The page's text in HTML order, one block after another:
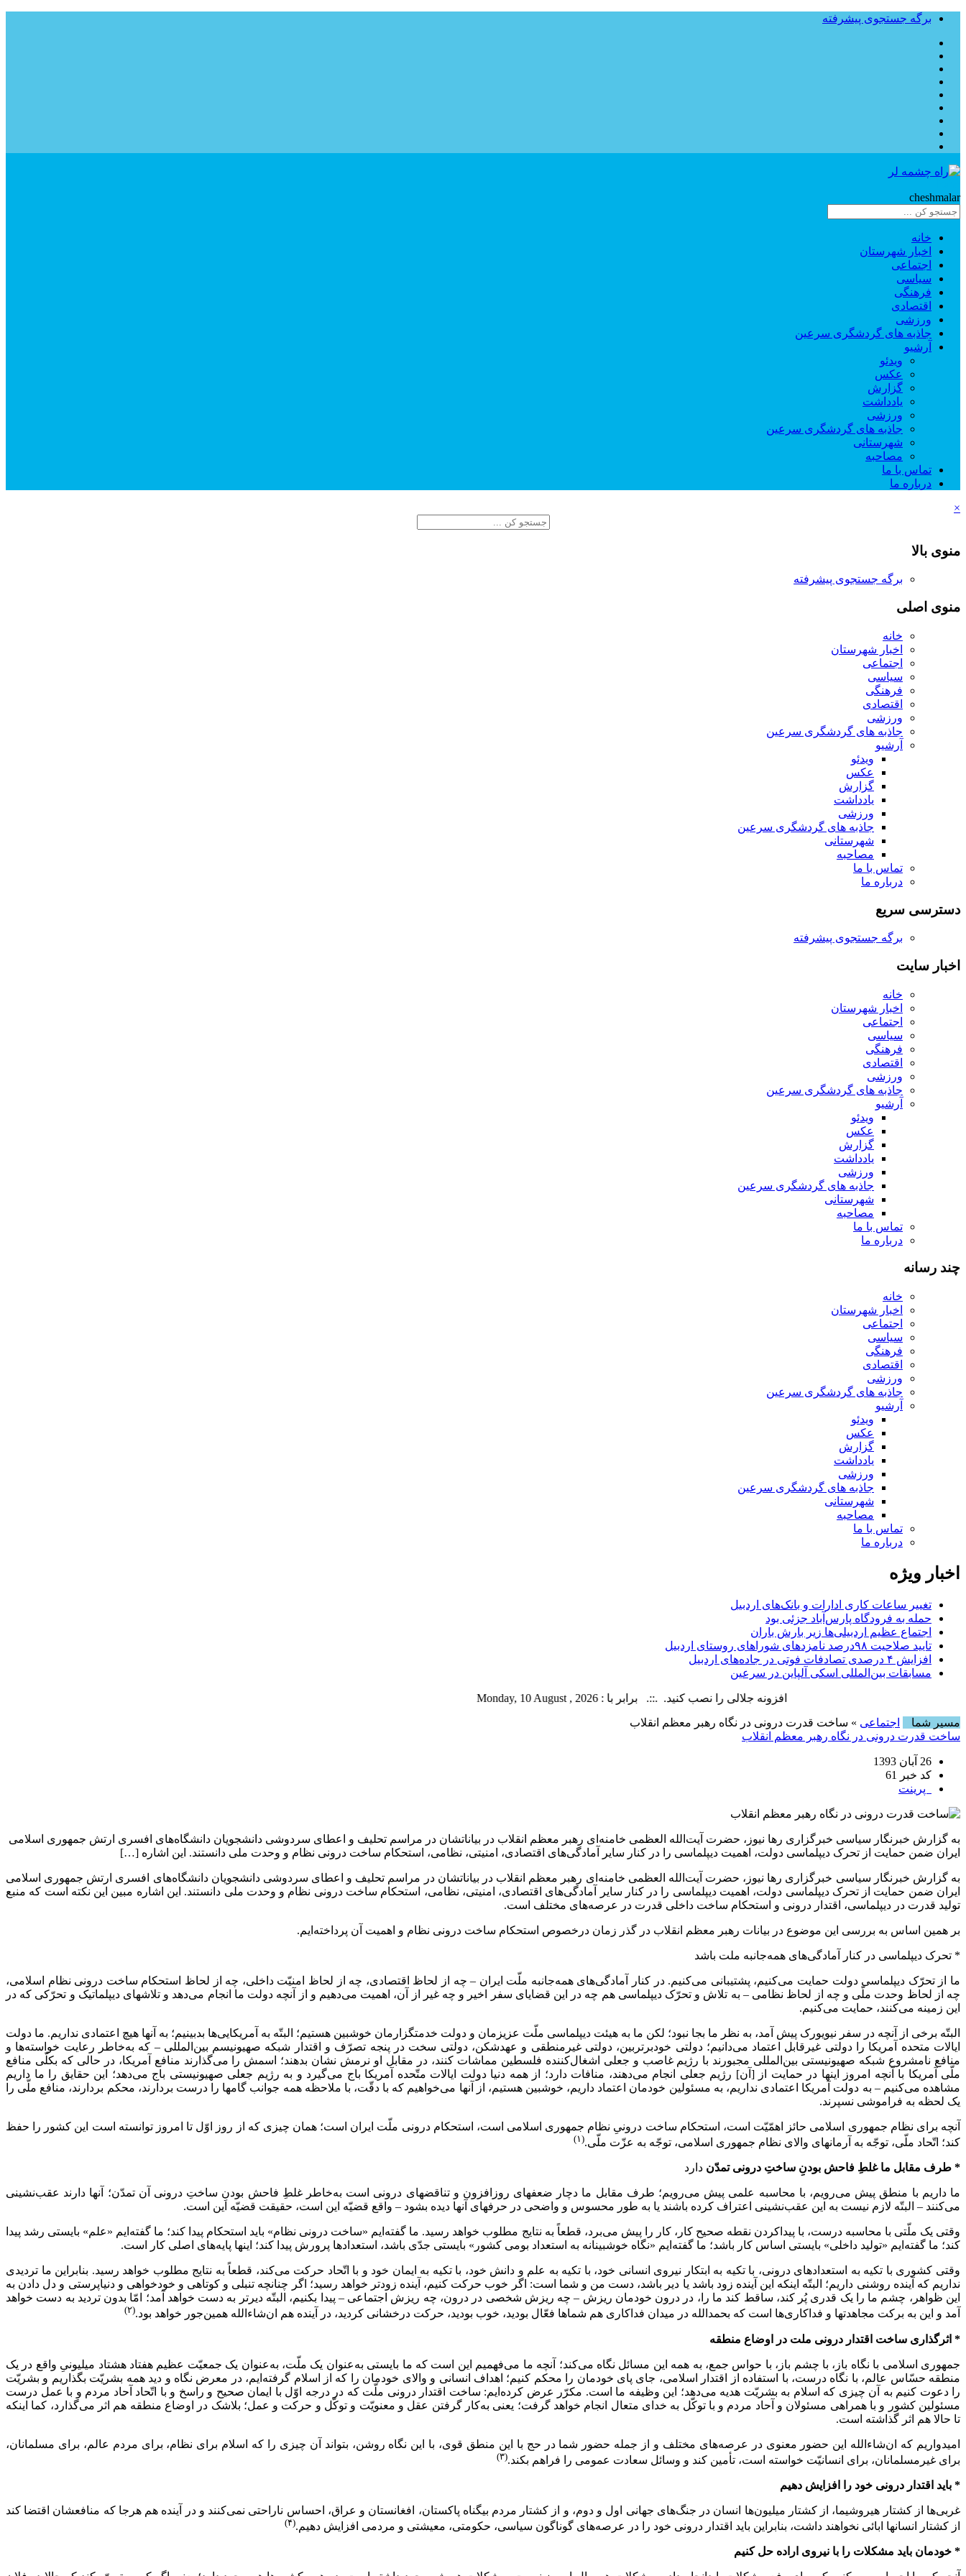
برگه جستجوی پیشرفته
cheshmalar
خانه
اخبار شهرستان
اجتماعی
سیاسی
فرهنگی
اقتصادی
ورزشی
جاذبه های گردشگری سرعین
آرشیو
ویدئو
عکس
گزارش
یادداشت
ورزشی
جاذبه های گردشگری سرعین
شهرستانی
مصاحبه
تماس با ما
درباره ما
×
منوی بالا
برگه جستجوی پیشرفته
منوی اصلی
خانه
اخبار شهرستان
اجتماعی
سیاسی
فرهنگی
اقتصادی
ورزشی
جاذبه های گردشگری سرعین
آرشیو
ویدئو
عکس
گزارش
یادداشت
ورزشی
جاذبه های گردشگری سرعین
شهرستانی
مصاحبه
تماس با ما
درباره ما
دسترسی سریع
برگه جستجوی پیشرفته
اخبار سایت
خانه
اخبار شهرستان
اجتماعی
سیاسی
فرهنگی
اقتصادی
ورزشی
جاذبه های گردشگری سرعین
آرشیو
ویدئو
عکس
گزارش
یادداشت
ورزشی
جاذبه های گردشگری سرعین
شهرستانی
مصاحبه
تماس با ما
درباره ما
چند رسانه
خانه
اخبار شهرستان
اجتماعی
سیاسی
فرهنگی
اقتصادی
ورزشی
جاذبه های گردشگری سرعین
آرشیو
ویدئو
عکس
گزارش
یادداشت
ورزشی
جاذبه های گردشگری سرعین
شهرستانی
مصاحبه
تماس با ما
درباره ما
اخبار ویژه
تغییر ساعات کاری ادارات و بانک‌های اردبیل
حمله به فرودگاه پارس‌‌آباد جزئی بود
اجتماع عظیم اردبیلی‌ها زیر بارش باران
تایید صلاحیت ۹۸درصد نامزدهای شوراهای روستای اردبیل
افزایش ۴ درصدی تصادفات فوتی در جاده‌های اردبیل
مسابقات بین‌المللی اسکی آلپاین در سرعین
افزونه جلالی را نصب کنید. .::. برابر با : Monday, 10 August , 2026
مسیر شما
اجتماعی » ساخت قدرت درونی در نگاه رهبر معظم انقلاب
ساخت قدرت درونی در نگاه رهبر معظم انقلاب
26 آبان 1393
کد خبر 61
پرینت
به گزارش خبرنگار سیاسی خبرگزاری رها نیوز، حضرت آیت‌الله العظمی خامنه‌ای رهبر معظم انقلاب در بیاناتشان در مراسم تحلیف و اعطاى سردوشى دانشجویان دانشگاه‌هاى افسرى ارتش جمهورى اسلامى
ایران‌ ضمن حمایت از تحرک دیپلماسی دولت، اهمیت دیپلماسی را در کنار سایر آمادگی‌های اقتصادی، امنیتی، نظامی، استحکام ساخت درونی نظام و وحدت ملی دانستند. این اشاره […]
به گزارش خبرنگار سیاسی خبرگزاری رها نیوز، حضرت آیت‌الله العظمی خامنه‌ای رهبر معظم انقلاب در بیاناتشان در مراسم تحلیف و اعطاى سردوشى دانشجویان دانشگاه‌هاى افسرى ارتش جمهورى اسلامى
ایران‌ ضمن حمایت از تحرک دیپلماسی دولت، اهمیت دیپلماسی را در کنار سایر آمادگی‌های اقتصادی، امنیتی، نظامی، استحکام ساخت درونی نظام و وحدت ملی دانستند. این اشاره مبین این نکته است که منبع
تولید قدرت در دیپلماسی، اقتدار درونی و استحکام ساخت داخلی قدرت در عرصه‌های مختلف است.
بر همین اساس به بررسی این موضوع در بیانات رهبر معظم انقلاب در گذر زمان درخصوص استحکام ساخت درونی نظام و اهمیت آن پرداخته‌ایم.
* تحرک دیپلماسی در کنار آمادگی‌های همه‌جانبه ملت باشد
ما از تحرّک دیپلماسى دولت حمایت می‌کنیم، پشتیبانى می‌کنیم. در کنار آمادگى‌هاى همه‌جانبه‌ ملّت ایران – چه از لحاظ اقتصادى، چه از لحاظ امنیّت داخلى، چه از لحاظ استحکام ساخت درونى نظام اسلامى،
چه از لحاظ وحدت ملّى و چه از لحاظ نظامى – به تلاش و تحرّک دیپلماسى هم چه در این قضایاى سفر اخیر و چه غیر از آن، اهمیت می‌دهیم و از آنچه دولت ما انجام می‌دهد و تلاشهاى دیپلماتیک و تحرّکى که در
این زمینه می‌کنند، حمایت می‌کنیم.
البتّه برخى از آنچه در سفر نیویورک پیش آمد، به نظر ما بجا نبود؛ لکن ما به هیئت دیپلماسى ملّت عزیزمان و دولت خدمتگزارمان خوشبین هستیم؛ البتّه به آمریکایى‌ها بدبینیم؛ به آنها هیچ اعتمادى نداریم. ما دولت
ایالات متحده‌ آمریکا را دولتى غیرقابل اعتماد می‌دانیم؛ دولتى خودبرتربین، دولتى غیرمنطقى و عهدشکن، دولتى سخت در پنجه‌ تصرّف و اقتدار شبکه‌ صهیونیسم بین‌المللى – که به‌خاطر رعایت خواسته‌ها و
منافع نامشروع شبکه‌ صهیونیستى بین‌المللى مجبورند با رژیم غاصب و جعلى اشغال‌کننده‌ فلسطین مماشات کنند، در مقابل او نرمش نشان بدهند؛ اسمش را می‌گذارند منافع آمریکا، در حالى که بکلّى منافع
ملّى آمریکا با آنچه امروز اینها در حمایت از [آن‌] رژیم جعلى انجام می‌دهند، منافات دارد؛ از همه‌ دنیا دولت ایالات متّحده‌ آمریکا باج می‌گیرد و به رژیم جعلى صهیونیستى باج می‌دهد؛ این حقایق را ما داریم
مشاهده می‌کنیم – به دولت آمریکا اعتمادى نداریم، به مسئولین خودمان اعتماد داریم، خوشبین هستیم، از آنها می‌خواهیم که با دقّت، با ملاحظه‌ همه‌ جوانب گامها را درست بردارند، محکم بردارند، منافع ملّى را
یک لحظه به فراموشى نسپرند.
آنچه براى نظام جمهورى اسلامى حائز اهمّیّت است، استحکام ساخت درونىِ نظام جمهورى اسلامى است، استحکام درونى ملّت ایران است؛ همان چیزى که از روز اوّل تا امروز توانسته است این کشور را حفظ
کند؛ اتّحاد ملّى، توجّه به آرمانهاى والاى نظام جمهورى اسلامى، توجّه به عزّت ملّى.(۱)
* طرف مقابل ما غلطِ فاحش بودنِ ساختِ درونى تمدّن دارد
ما داریم با منطق پیش می‌رویم، با محاسبه‌ علمى پیش می‌رویم؛ طرف مقابل ما دچار ضعفهاى روزافزون و تناقضهاى درونى است به‌خاطر غلطِ فاحش بودنِ ساختِ درونى آن تمدّن؛ آنها دارند عقب‌نشینى
می‌کنند – البتّه لازم نیست به این عقب‌نشینى اعتراف کرده باشند یا به طور محسوس و واضحى در حرفهاى آنها دیده بشود – واقع قضیّه این است، حقیقت قضیّه این است.
وقتى یک ملّتى با محاسبه‌ درست، با پیداکردن نقطه‌ صحیح کار، کار را پیش می‌برد، قطعاً به نتایج مطلوب خواهد رسید. ما گفته‌ایم «ساخت درونى نظام» باید استحکام پیدا کند؛ ما گفته‌ایم «علم» بایستى رشد پیدا
کند؛ ما گفته‌ایم «تولید داخلى» بایستى اساس کار باشد؛ ما گفته‌ایم «نگاه خوشبینانه به استعداد بومى کشور» بایستى جدّى باشد، استعدادها پرورش پیدا کند؛ اینها پایه‌هاى اصلى کار است.
وقتى کشورى با تکیه‌ به استعدادهاى درونى، با تکیه‌ به ابتکار نیروى انسانى خود، با تکیه‌ به علم و دانش خود، با تکیه‌ به ایمان خود و با اتّحاد حرکت می‌کند، قطعاً به نتایج مطلوب خواهد رسید. بنابراین ما تردیدى
نداریم که آینده‌ روشنى داریم؛ البتّه اینکه این آینده زود باشد یا دیر باشد، دست من و شما است: اگر خوب حرکت کنیم، آینده زودتر خواهد رسید؛ اگر چنانچه تنبلى و کوتاهى و خودخواهى و دنیاپرستى و دل دادن به
این ظواهر، چشم ما را یک قدرى پُر کند، ساقط کند ما را، در درون خودمان ریزش – چه ریزش شخصى در درون، چه ریزش اجتماعى – پیدا بکنیم، البتّه دیرتر به دست خواهد آمد؛ امّا بدون تردید به دست خواهد
آمد و این به برکت مجاهدتها و فداکارى‌ها است که بحمدالله در میدان فداکارى هم شماها فعّال بودید، خوب بودید، حرکت درخشانى کردید، در آینده هم ان‌شاءالله همین‌جور خواهد بود.(۲)
* اثرگذاری ساخت اقتدار درونی ملت در اوضاع منطقه
جمهورى اسلامى با نگاه باز، با چشم باز، با حواس جمع، به همه‌ این مسائل نگاه می‌کند؛ آنچه ما می‌فهمیم این است که ما بایستى به‌عنوان یک ملّت، به‌عنوان یک جمعیّت عظیم هفتاد هشتاد میلیونىِ واقع در یک
منطقه‌ حسّاس عالم، با نگاه درست، با استفاده‌ از اقتدار اسلامى، جاى پاى خودمان را محکم کنیم؛ اهداف انسانى و والاى خودمان را که از اسلام گرفته‌ایم، در معرض نگاه و دید همه‌ بشریّت بگذاریم و بشریّت
را دعوت کنیم به آن چیزى که اسلام به بشریّت هدیه می‌دهد؛ این وظیفه‌ ما است. مکرّر عرض کرده‌ایم: ساخت اقتدار درونى ملّت که در درجه‌ اوّل با ایمان صحیح و راسخ و با اتّحاد آحاد مردم و با عمل درست
مسئولین کشور و با همراهى مسئولان و آحاد مردم و با توکّل به خداى متعال انجام خواهد گرفت؛ یعنى به‌کار گرفتن عقل و معنویّت و توکّل و حرکت و عمل؛ بلاشک در اوضاع منطقه هم اثر می‌گذارد، کما اینکه
تا حالا هم اثر گذاشته است.
امیدواریم که ان‌شاءالله این حضور معنوى در عرصه‌هاى مختلف و از جمله حضور شما در حج با این منطق قوى، با این نگاه روشن، بتواند آن چیزى را که اسلام براى نظام، براى مردم عالم، براى مسلمانان،
براى غیرمسلمانان، براى انسانیّت خواسته است، تأمین کند و وسائل سعادت عمومى را فراهم بکند.(۳)
* باید اقتدار درونی خود را افزایش دهیم
غربی‌ها از کشتار هیروشیما، از کشتار میلیون‌ها انسان در جنگ‌های جهانی اول و دوم، و از کشتار مردم بیگناه پاکستان، افغانستان و عراق، احساس ناراحتی نمی‌کنند و در آینده هم هرجا که منافعشان اقتضا کند
از کشتار انسانها ابائی نخواهند داشت، بنابراین باید اقتدار درونی خود را در عرصه‌های گوناگون سیاسی، حکومتی، معیشتی و مردمی افزایش دهیم.(۴)
* خودمان باید مشکلات را با نیروی اراده حل کنیم